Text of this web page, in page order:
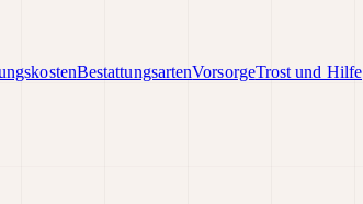
BestattungsartenVorsorgeTrost und Hilfe